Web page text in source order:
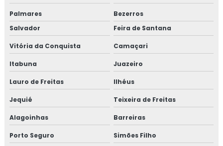
Palmares
Bezerros
Salvador
Feira de Santana
Vitória da Conquista Camaçari
Itabuna Juazeiro
Lauro de Freitas Ilhéus
Jequié Teixeira de Freitas
Alagoinhas Barreiras
Porto Seguro Simões Filho